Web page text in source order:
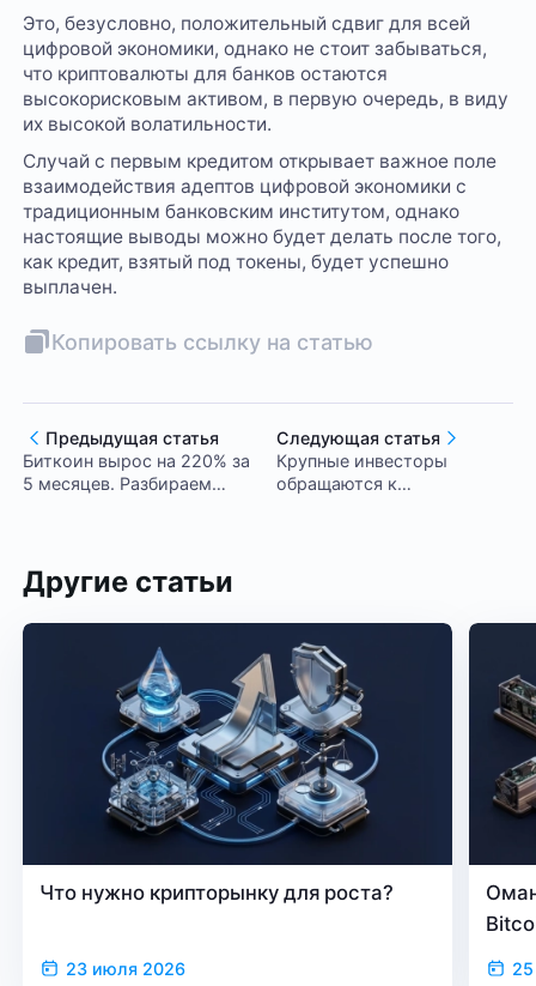
Это, безусловно, положительный сдвиг для всей
цифровой экономики, однако не стоит забываться,
что криптовалюты для банков остаются
высокорисковым активом, в первую очередь, в виду
их высокой волатильности.
Случай с первым кредитом открывает важное поле
взаимодействия адептов цифровой экономики с
традиционным банковским институтом, однако
настоящие выводы можно будет делать после того,
как кредит, взятый под токены, будет успешно
выплачен.
Копировать ссылку на статью
Предыдущая статья
Биткоин вырос на 220% за
5 месяцев. Разбираем
Следующая статья
Крупные инвесторы
обращаются к
Другие статьи
Что нужно крипторынку для роста?
23 июля 2026